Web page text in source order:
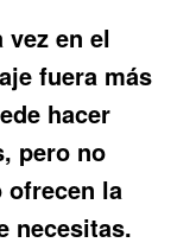
vez en el
fuera más
hacer
pero no
la
necesitas.